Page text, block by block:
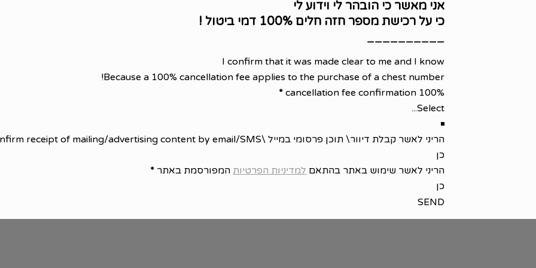
אני מאשר כי הובהר לי וידוע לי
כי על רכישת מספר חזה חלים 100% דמי ביטול !
I confirm that it was made clear to me and I know
Because a 100% cancellation fee applies to the purchase of a chest number!
100% cancellation fee confirmation
*
הריני לאשר קבלת דיוור\ תוכן פרסומי במייל \SMS -I do confirm receipt of mailing/advertising content by email/SMS
כן
הריני לאשר שימוש באתר בהתאם למדיניות הפרטיות המפורסמת באתר *
כן
SEND